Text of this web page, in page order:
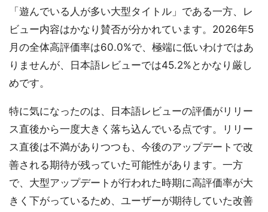
「遊んでいる人が多い大型タイトル」である一方、レ
ビュー内容はかなり賛否が分かれています。2026年5
月の全体高評価率は60.0%で、極端に低いわけではあ
りませんが、日本語レビューでは45.2%とかなり厳し
めです。
特に気になったのは、日本語レビューの評価がリリー
ス直後から一度大きく落ち込んでいる点です。リリー
ス直後は不満がありつつも、今後のアップデートで改
善される期待が残っていた可能性があります。一方
で、大型アップデートが行われた時期に高評価率が大
きく下がっているため、ユーザーが期待していた改善